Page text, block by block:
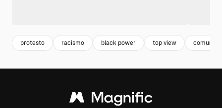
protesto racismo black power top view